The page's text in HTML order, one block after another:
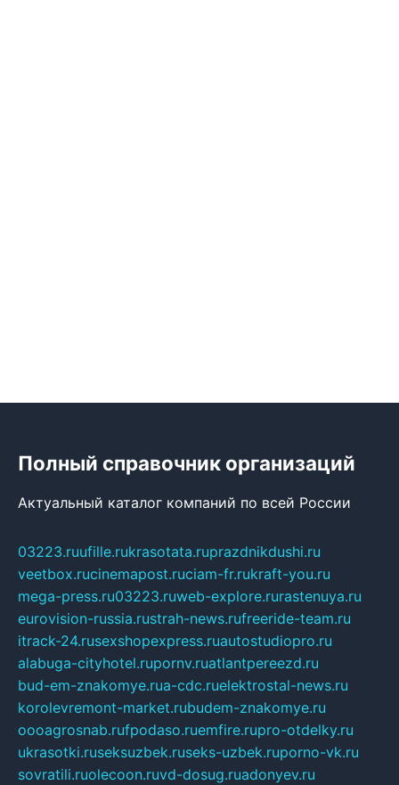
Полный справочник организаций
Актуальный каталог компаний по всей России
03223.ruufille.rukrasotata.ruprazdnikdushi.ru
veetbox.rucinemapost.ruciam-fr.rukraft-you.ru
mega-press.ru03223.ruweb-explore.rurastenuya.ru
eurovision-russia.rustrah-news.rufreeride-team.ru
itrack-24.rusexshopexpress.ruautostudiopro.ru
alabuga-cityhotel.rupornv.ruatlantpereezd.ru
bud-em-znakomye.rua-cdc.ruelektrostal-news.ru
korolevremont-market.rubudem-znakomye.ru
oooagrosnab.rufpodaso.ruemfire.rupro-otdelky.ru
ukrasotki.ruseksuzbek.ruseks-uzbek.ruporno-vk.ru
sovratili.ruolecoon.ruvd-dosug.ruadonyev.ru